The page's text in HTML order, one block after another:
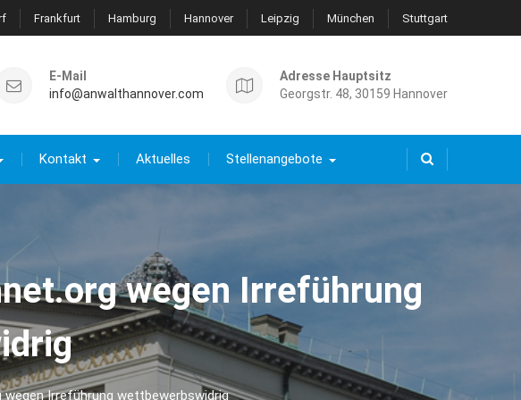
Frankfurt Hamburg Hannover Leipzig München Stuttgart
E-Mail
info@anwalthannover.com
Adresse Hauptsitz
Georgstr. 48, 30159 Hannover
Kontakt Aktuelles Stellenangebote
wegen Irreführung
Irreführung wettbewerbswidrig